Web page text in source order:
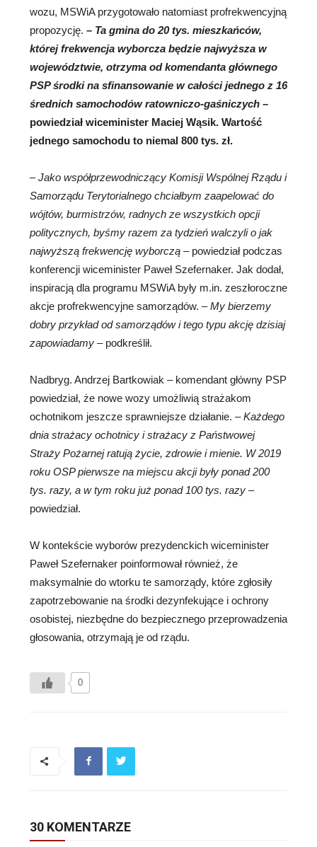
wozu, MSWiA przygotowało natomiast profrekwencyjną
propozycję. – Ta gmina do 20 tys. mieszkańców,
której frekwencja wyborcza będzie najwyższa w
województwie, otrzyma od komendanta głównego
PSP środki na sfinansowanie w całości jednego z 16
średnich samochodów ratowniczo-gaśniczych –
powiedział wiceminister Maciej Wąsik. Wartość
jednego samochodu to niemal 800 tys. zł.
–Jako współprzewodniczący Komisji Wspólnej Rządu i
Samorządu Terytorialnego chciałbym zaapelować do
wójtów, burmistrzów, radnych ze wszystkich opcji
politycznych, byśmy razem za tydzień walczyli o jak
najwyższą frekwencję wyborczą – powiedział podczas
konferencji wiceminister Paweł Szefernaker. Jak dodał,
inspiracją dla programu MSWiA były m.in. zeszłoroczne
akcje profrekwencyjne samorządów. –My bierzemy
dobry przykład od samorządów i tego typu akcję dzisiaj
zapowiadamy – podkreślił.
Nadbryg. Andrzej Bartkowiak – komendant główny PSP
powiedział, że nowe wozy umożliwią strażakom
ochotnikom jeszcze sprawniejsze działanie. –Każdego
dnia strażacy ochotnicy i strażacy z Państwowej
Straży Pożarnej ratują życie, zdrowie i mienie. W 2019
roku OSP pierwsze na miejscu akcji były ponad 200
tys. razy, a w tym roku już ponad 100 tys. razy –
powiedział.
W kontekście wyborów prezydenckich wiceminister
Paweł Szefernaker poinformował również, że
maksymalnie do wtorku te samorządy, które zgłosiły
zapotrzebowanie na środki dezynfekujące i ochrony
osobistej, niezbędne do bezpiecznego przeprowadzenia
głosowania, otrzymają je od rządu.
0
30 KOMENTARZE